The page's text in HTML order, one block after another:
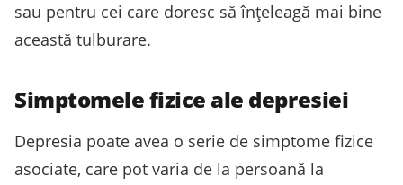
sau pentru cei care doresc să înțeleagă mai bine
această tulburare.
Simptomele fizice ale depresiei
Depresia poate avea o serie de simptome fizice
asociate, care pot varia de la persoană la